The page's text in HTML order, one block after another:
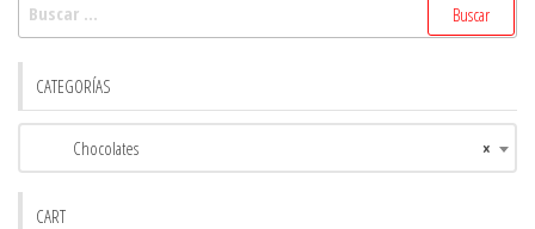
CATEGORÍAS
×
Chocolates
CART